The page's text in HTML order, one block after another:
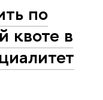
по
квоте в